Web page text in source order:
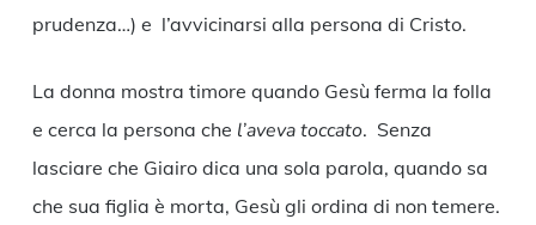
prudenza…) e l’avvicinarsi alla persona di Cristo.
La donna mostra timore quando Gesù ferma la folla
e cerca la persona che l’aveva toccato. Senza
lasciare che Giairo dica una sola parola, quando sa
che sua figlia è morta, Gesù gli ordina di non temere.